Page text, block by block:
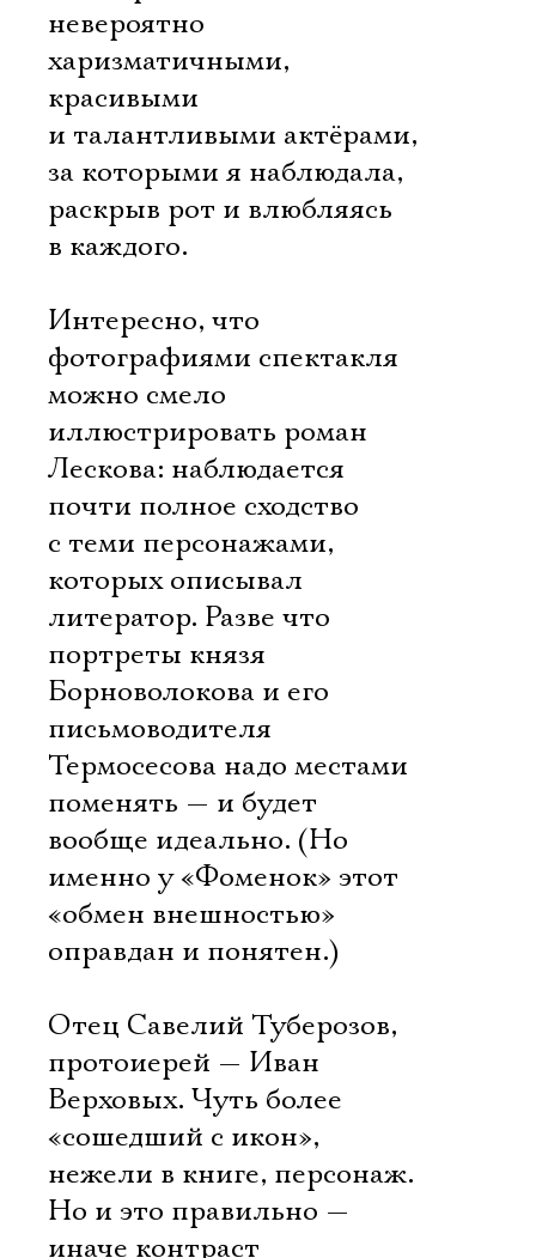
невероятно
харизматичными,
красивыми
и талантливыми актёрами,
за которыми я наблюдала,
раскрыв рот и влюбляясь
в каждого.
Интересно, что
фотографиями спектакля
можно смело
иллюстрировать роман
Лескова: наблюдается
почти полное сходство
с теми персонажами,
которых описывал
литератор. Разве что
портреты князя
Борноволокова и его
письмоводителя
Термосесова надо местами
поменять — и будет
вообще идеально. (Но
именно у «Фоменок» этот
«обмен внешностью»
оправдан и понятен.)
Отец Савелий Туберозов,
протоиерей — Иван
Верховых. Чуть более
«сошедший с икон»,
нежели в книге, персонаж.
Но и это правильно —
иначе контраст